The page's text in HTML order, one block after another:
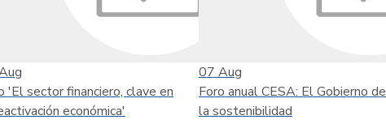
'El sector financiero, clave en
económica'
07 Aug
Foro anual CESA: El Gobierno de
la sostenibilidad